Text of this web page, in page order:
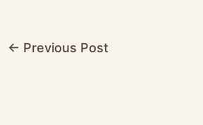
← Previous Post